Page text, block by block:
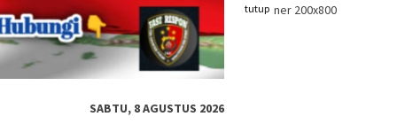
tutup
SABTU, 8 AGUSTUS 2026